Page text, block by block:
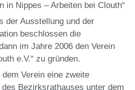
in Nippes – Arbeiten bei Clouth“
der Ausstellung und der
beschlossen die
im Jahre 2006 den Verein
e.V.“ zu gründen.
Verein eine zweite
Bezirksrathauses unter dem